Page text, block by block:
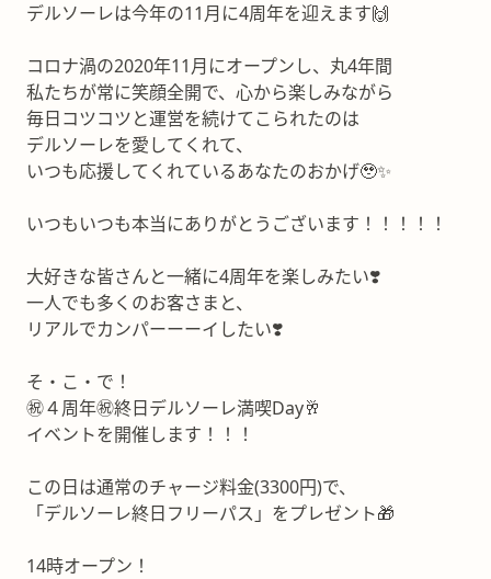
デルソーレは今年の11月に4周年を迎えます🙌
コロナ渦の2020年11月にオープンし、丸4年間
私たちが常に笑顔全開で、心から楽しみながら
毎日コツコツと運営を続けてこられたのは
デルソーレを愛してくれて、
いつも応援してくれているあなたのおかげ🥹✨
いつもいつも本当にありがとうございます！！！！！
大好きな皆さんと一緒に4周年を楽しみたい❣️
一人でも多くのお客さまと、
リアルでカンパーーーイしたい❣️
そ・こ・で！
㊗️４周年㊗️終日デルソーレ満喫Day🥂
イベントを開催します！！！
この日は通常のチャージ料金(3300円)で、
「デルソーレ終日フリーパス」をプレゼント🎁
14時オープン！